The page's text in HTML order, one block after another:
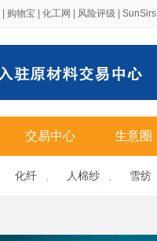
购物宝 化工网 风险评级 SunSirs
交易中心 生意圈
化纤 人棉纱 雪纺